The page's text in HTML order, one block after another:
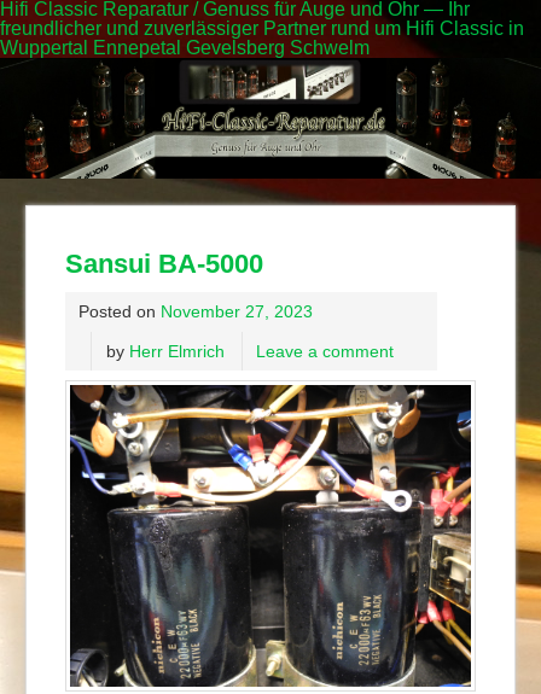
Hifi Classic Reparatur / Genuss für Auge und Ohr — Ihr
freundlicher und zuverlässiger Partner rund um Hifi Classic in
Wuppertal Ennepetal Gevelsberg Schwelm
Sansui BA-5000
Posted on November 27, 2023
by Herr Elmrich Leave a comment